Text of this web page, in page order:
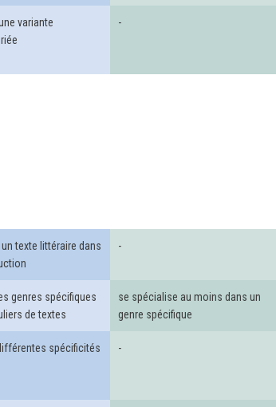
variante
-
texte littéraire dans
-
genres spécifiques
de textes
se spécialise au moins dans un
genre spécifique
spécificités
-